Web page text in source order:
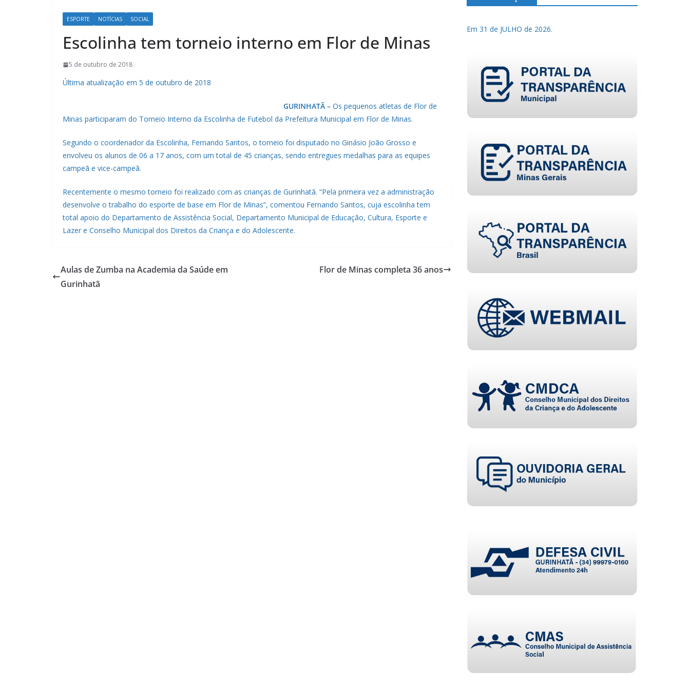
ESPORTE NOTÍCIAS SOCIAL
Escolinha tem torneio interno em Flor de Minas
5 de outubro de 2018
Última atualização em 5 de outubro de 2018
GURINHATÃ – Os pequenos atletas de Flor de
Minas participaram do Torneio Interno da Escolinha de Futebol da Prefeitura Municipal em Flor de Minas.
Segundo o coordenador da Escolinha, Fernando Santos, o torneio foi disputado no Ginásio João Grosso e
envolveu os alunos de 06 a 17 anos, com um total de 45 crianças, sendo entregues medalhas para as equipes
campeã e vice-campeã.
Recentemente o mesmo torneio foi realizado com as crianças de Gurinhatã. “Pela primeira vez a administração
desenvolve o trabalho do esporte de base em Flor de Minas”, comentou Fernando Santos, cuja escolinha tem
total apoio do Departamento de Assistência Social, Departamento Municipal de Educação, Cultura, Esporte e
Lazer e Conselho Municipal dos Direitos da Criança e do Adolescente.
Aulas de Zumba na Academia da Saúde em
Gurinhatã
Flor de Minas completa 36 anos
Em 31 de JULHO de 2026.